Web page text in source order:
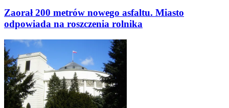
Zaorał 200 metrów nowego asfaltu. Miasto
odpowiada na roszczenia rolnika